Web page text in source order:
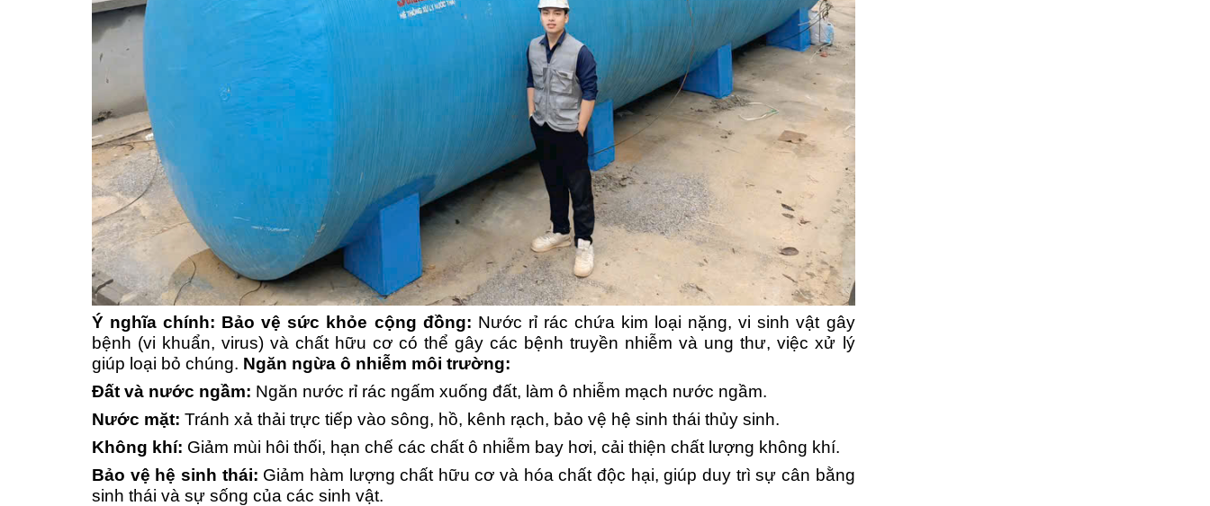
Ý nghĩa chính: Bảo vệ sức khỏe cộng đồng: Nước rỉ rác chứa kim loại nặng, vi sinh vật gây
bệnh (vi khuẩn, virus) và chất hữu cơ có thể gây các bệnh truyền nhiễm và ung thư, việc xử lý
giúp loại bỏ chúng. Ngăn ngừa ô nhiễm môi trường:
Đất và nước ngầm: Ngăn nước rỉ rác ngấm xuống đất, làm ô nhiễm mạch nước ngầm.
Nước mặt: Tránh xả thải trực tiếp vào sông, hồ, kênh rạch, bảo vệ hệ sinh thái thủy sinh.
Không khí: Giảm mùi hôi thối, hạn chế các chất ô nhiễm bay hơi, cải thiện chất lượng không khí.
Bảo vệ hệ sinh thái: Giảm hàm lượng chất hữu cơ và hóa chất độc hại, giúp duy trì sự cân bằng
sinh thái và sự sống của các sinh vật.